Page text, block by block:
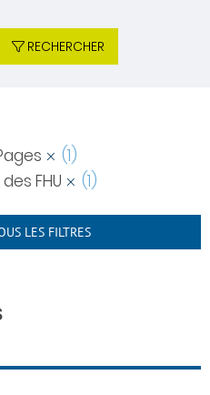
RECHERCHER
(1)
FHU
(1)
LES FILTRES